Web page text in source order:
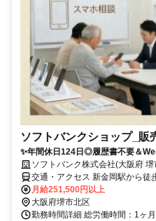
ソフトバンクショップ_販
✨️年間休日124日◎履歴書不要＆
ソフトバンク株式会社(大阪府
交通・アクセス 新金岡駅から徒
月給251,500円以上
大阪府堺市北区
勤務時間詳細 総労働時間：1ヶ